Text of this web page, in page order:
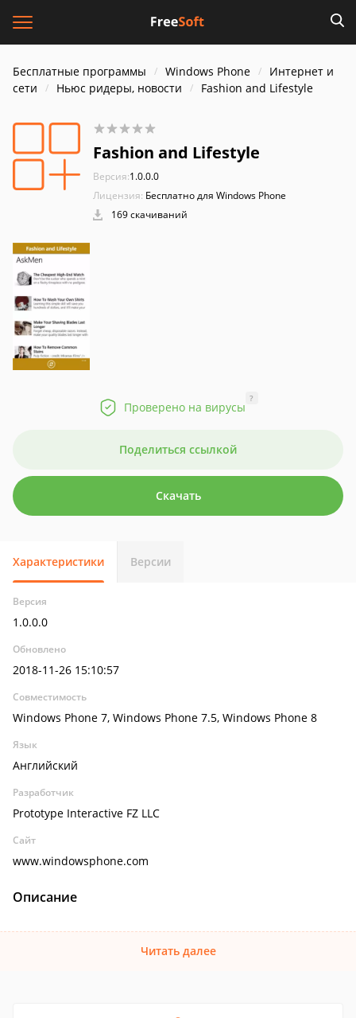
Бесплатные программы Windows Phone
Интернет и
cети
Ньюс ридеры, новости Fashion and Lifestyle
Fashion and Lifestyle
Версия:1.0.0.0
Лицензия: Бесплатно для Windows Phone
169 скачиваний
Проверено на вирусы
?
Поделиться ссылкой
Скачать
Характеристики Версии
Версия
1.0.0.0
Обновлено
2018-11-26 15:10:57
Совместимость
Windows Phone 7, Windows Phone 7.5, Windows Phone 8
Язык
Английский
Разработчик
Prototype Interactive FZ LLC
Сайт
www.windowsphone.com
Описание
Читать далее